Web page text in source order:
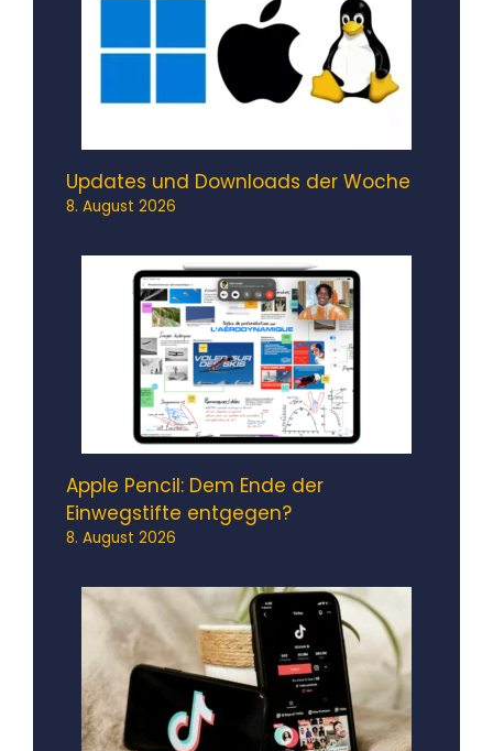
Updates und Downloads der Woche
8. August 2026
Apple Pencil: Dem Ende der
Einwegstifte entgegen?
8. August 2026